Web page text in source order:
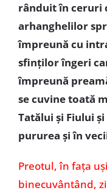
rânduit în ceruri
arhanghelilor
împreună cu
sfinţilor îngeri
împreună
se cuvine toată
Tatălui şi Fiului
pururea şi în
Preotul, în fața
binecuvântând,